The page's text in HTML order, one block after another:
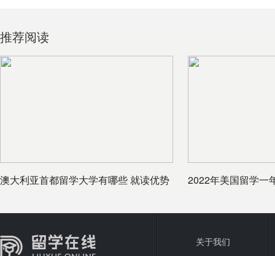
推荐阅读
澳大利亚首都留学大学有哪些 就读优势
2022年美国留学一
关于我们